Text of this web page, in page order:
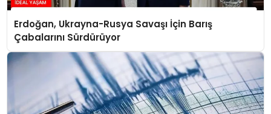
Erdoğan, Ukrayna-Rusya Savaşı İçin Barış
Çabalarını Sürdürüyor